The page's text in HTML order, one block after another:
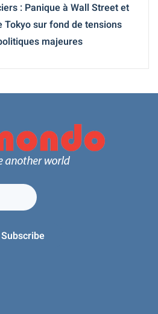
: Panique à Wall Street et
Tokyo sur fond de tensions
majeures